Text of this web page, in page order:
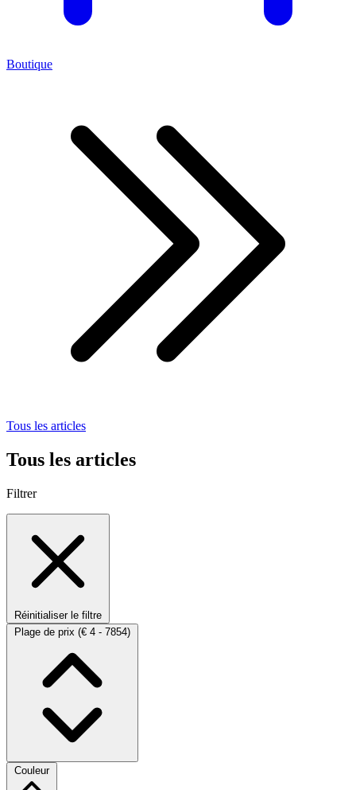
Boutique
Tous les articles
Tous les articles
Filtrer
Réinitialiser le filtre
Plage de prix (€ 4 - 7854)
Couleur